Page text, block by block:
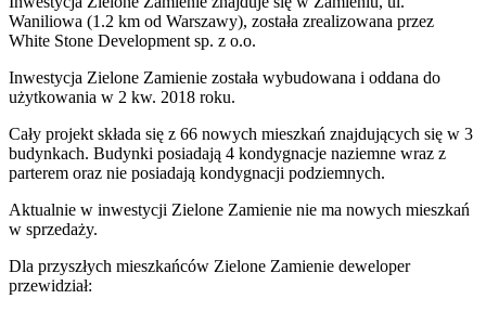
Waniliowa (1.2 km od Warszawy), została zrealizowana przez
White Stone Development sp. z o.o.
Inwestycja Zielone Zamienie została wybudowana i oddana do
użytkowania w 2 kw. 2018 roku.
Cały projekt składa się z 66 nowych mieszkań znajdujących się w 3
budynkach. Budynki posiadają 4 kondygnacje naziemne wraz z
parterem oraz nie posiadają kondygnacji podziemnych.
Aktualnie w inwestycji Zielone Zamienie nie ma nowych mieszkań
w sprzedaży.
Dla przyszłych mieszkańców Zielone Zamienie deweloper
przewidział: